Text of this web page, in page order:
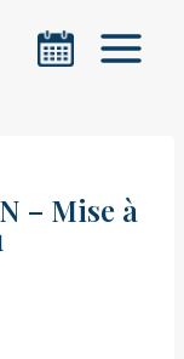
– Mise à